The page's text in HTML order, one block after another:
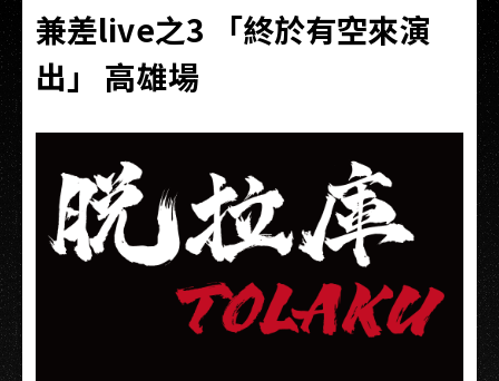
兼差live之3 「終於有空來演
出」 高雄場